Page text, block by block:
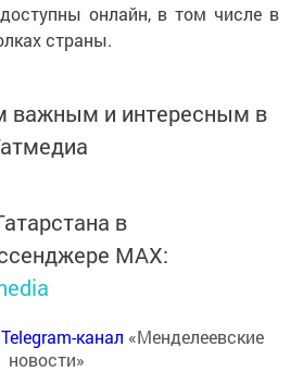
онлайн, в том числе в
страны.
важным и интересным в
в
MАХ:
Telegram-канал «Менделеевские
новости»